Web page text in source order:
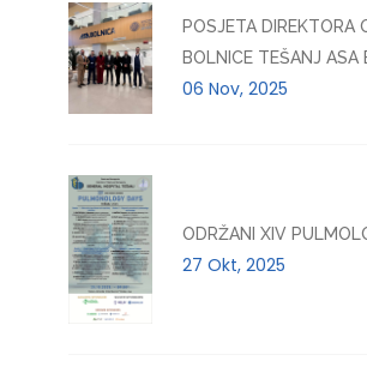
POSJETA DIREKTORA
BOLNICE TEŠANJ ASA
06 Nov, 2025
ODRŽANI XIV
27 Okt, 2025